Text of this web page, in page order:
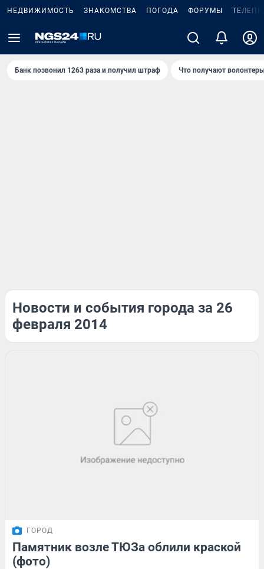
НЕДВИЖИМОСТЬ ЗНАКОМСТВА ПОГОДА ФОРУМЫ
Банк позвонил 1263 раза и получил штраф Что получают
Новости и события города за 26
февраля 2014
ГОРОД
Памятник возле ТЮЗа облили краской
(фото)